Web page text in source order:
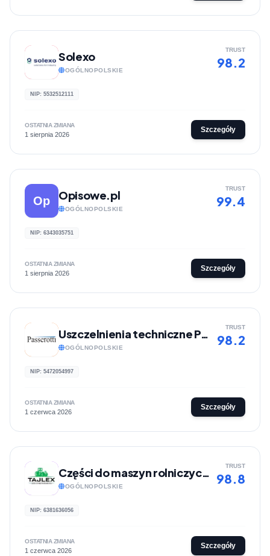
Solexo
OGÓLNOPOLSKIE
TRUST
98.2
NIP: 5532512111
OSTATNIA ZMIANA
1 sierpnia 2026
Szczegóły
Op Opisowe.pl
OGÓLNOPOLSKIE
TRUST
99.4
NIP: 6343035751
OSTATNIA ZMIANA
1 sierpnia 2026
Szczegóły
Uszczelnienia techniczne Passerotti
OGÓLNOPOLSKIE
TRUST
98.2
NIP: 5472054997
OSTATNIA ZMIANA
1 czerwca 2026
Szczegóły
Części do maszyn rolniczych - Tajlex
OGÓLNOPOLSKIE
TRUST
98.8
NIP: 6381636056
OSTATNIA ZMIANA
1 czerwca 2026
Szczegóły